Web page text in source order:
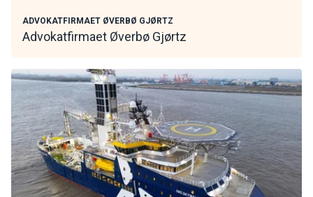
ADVOKATFIRMAET ØVERBØ GJØRTZ
Advokatfirmaet Øverbø Gjørtz